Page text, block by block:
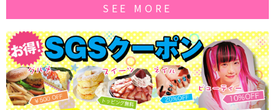
SEE MORE